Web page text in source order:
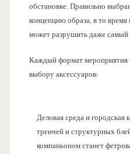
обстановке. Правильно
концепцию образа, в то время
может разрушить даже самый
Каждый формат мероприятия
выбору аксессуаров:
Деловая среда и городская
тренчей и структурных
компаньоном станет